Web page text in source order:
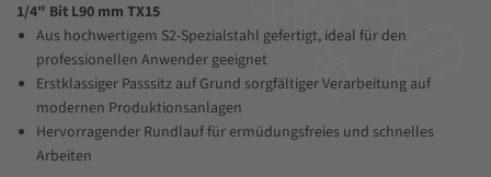
1/4" Bit L90 mm TX15
Aus hochwertigem S2-Spezialstahl gefertigt, ideal für den
professionellen Anwender geeignet
Erstklassiger Passsitz auf Grund sorgfältiger Verarbeitung auf
modernen Produktionsanlagen
Hervorragender Rundlauf für ermüdungsfreies und schnelles
Arbeiten